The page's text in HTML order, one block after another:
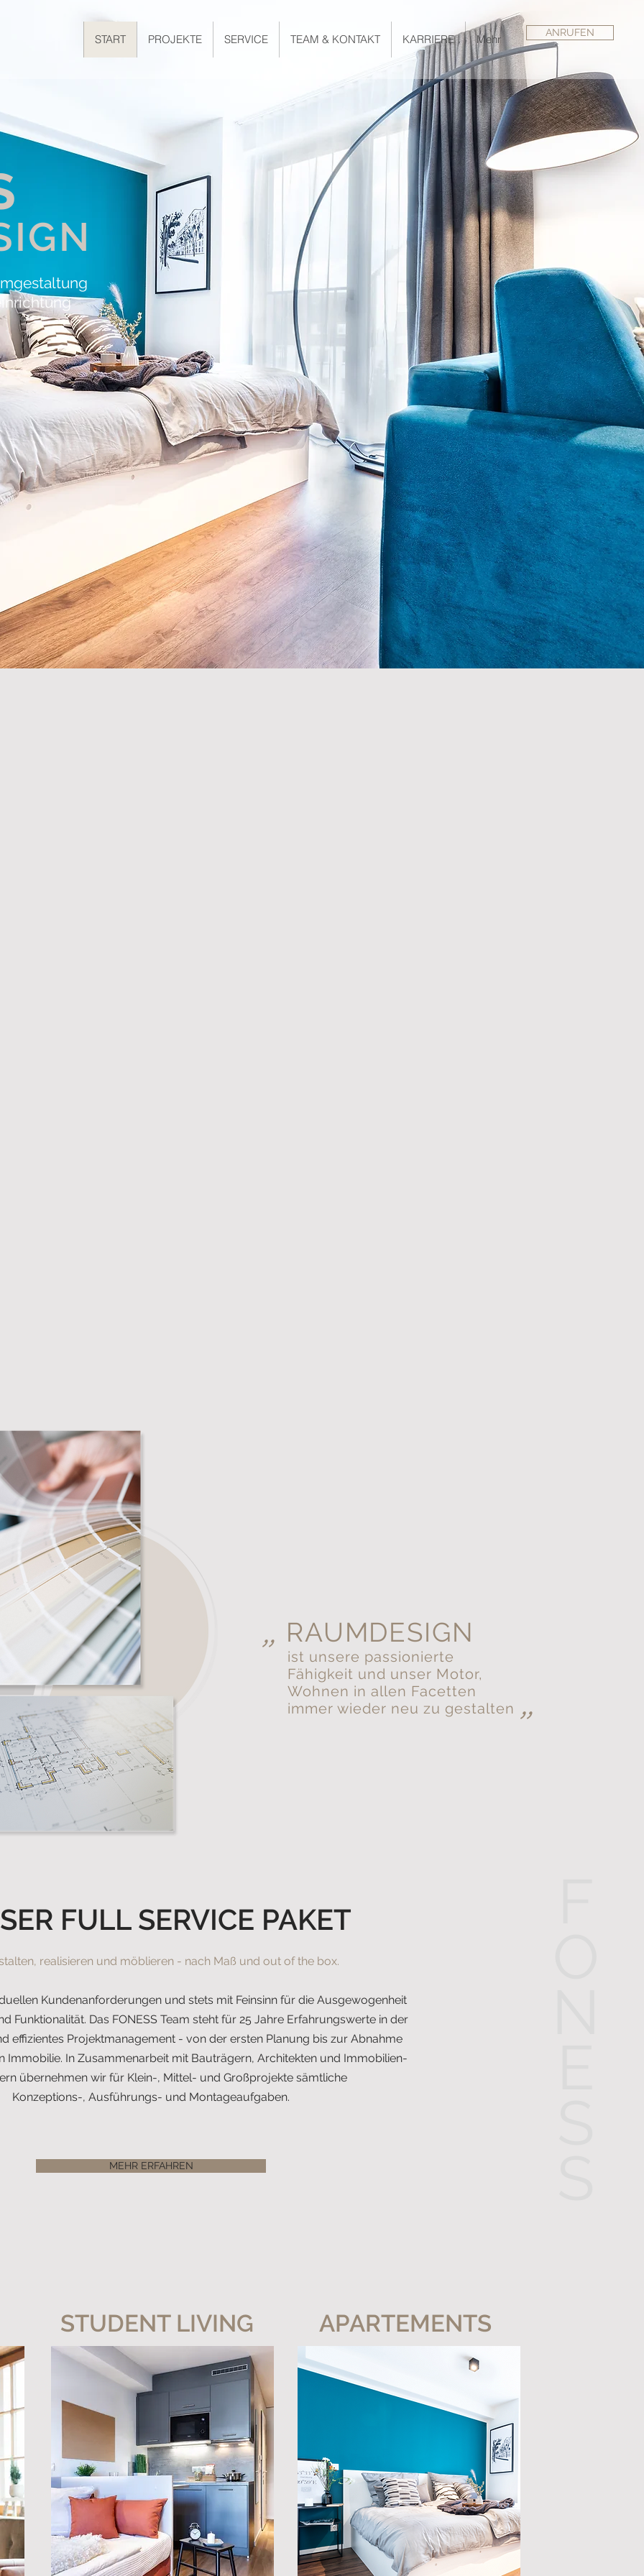
START PROJEKTE SERVICE TEAM & KONTAKT KARRIERE Mehr ANRUFEN
GN
"
"
RAUMDESIGN
ist unsere passionierte
Fähigkeit und unser Motor,
Wohnen in allen Facetten
immer wieder neu zu gestalten
FULL SERVICE PAKET
realisieren und möblieren - nach Maß und out of the box.
Kundenanforderungen und stets mit Feinsinn für die Ausgewogenheit
Funktionalität. Das FONESS Team steht für 25 Jahre Erfahrungswerte in der
effizientes Projektmanagement - von der ersten Planung bis zur Abnahme
Immobilie. In Zusammenarbeit mit Bauträgern, Architekten und Immobilien-
übernehmen wir für Klein-, Mittel- und Großprojekte sämtliche
Konzeptions-, Ausführungs- und Montageaufgaben.
MEHR ERFAHREN
STUDENT LIVING APARTEMENTS